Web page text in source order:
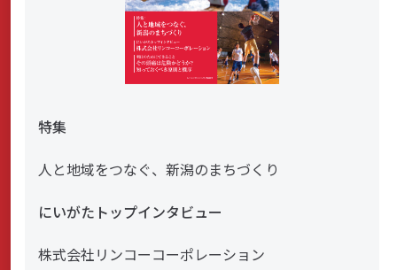
特集
人と地域をつなぐ、新潟のまちづくり
にいがたトップインタビュー
株式会社リンコーコーポレーション